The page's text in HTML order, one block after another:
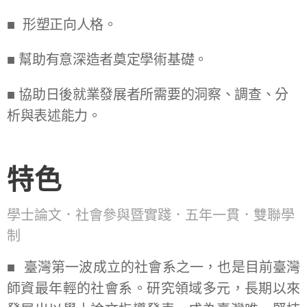
■ 形塑正向人格。
■ 幫助有意深造者奠定學術基礎。
■ 協助日後就業發展者所需要的洞察、調查、分
析與表述能力。
特色
學士論文．社會參與暨實踐．五年一貫．雙聯學
制
■ 臺灣第一波成立的社會系之一，也是目前臺灣
師資最年輕的社會系。研究領域多元，長期以來